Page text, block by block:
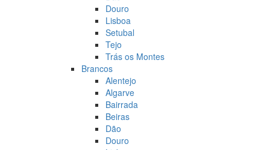
Douro
Lisboa
Setubal
Tejo
Trás os Montes
Brancos
Alentejo
Algarve
Bairrada
Beiras
Dão
Douro